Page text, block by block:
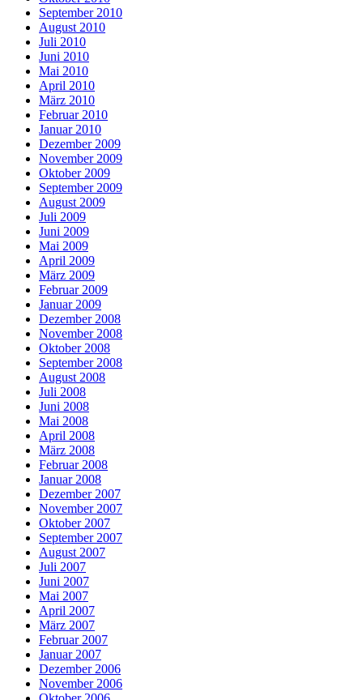
September 2010
August 2010
Juli 2010
Juni 2010
Mai 2010
April 2010
März 2010
Februar 2010
Januar 2010
Dezember 2009
November 2009
Oktober 2009
September 2009
August 2009
Juli 2009
Juni 2009
Mai 2009
April 2009
März 2009
Februar 2009
Januar 2009
Dezember 2008
November 2008
Oktober 2008
September 2008
August 2008
Juli 2008
Juni 2008
Mai 2008
April 2008
März 2008
Februar 2008
Januar 2008
Dezember 2007
November 2007
Oktober 2007
September 2007
August 2007
Juli 2007
Juni 2007
Mai 2007
April 2007
März 2007
Februar 2007
Januar 2007
Dezember 2006
November 2006